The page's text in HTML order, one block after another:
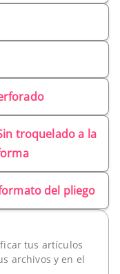
troquelado a la
del pliego
tus artículos
archivos y en el